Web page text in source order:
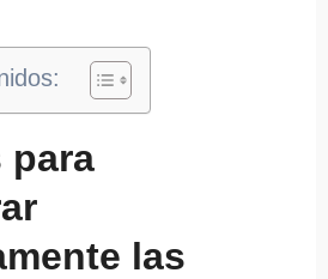
para
las